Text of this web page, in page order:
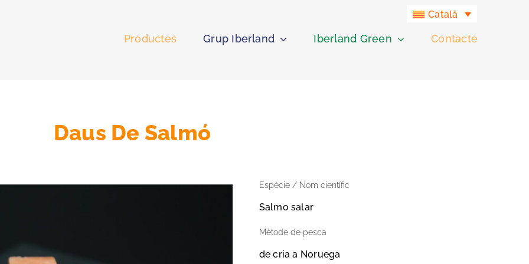
Català
Productes Grup Iberland Iberland Green Contacte
Daus De Salmó
Espècie / Nom científic
Salmo salar
Mètode de pesca
de cria a Noruega